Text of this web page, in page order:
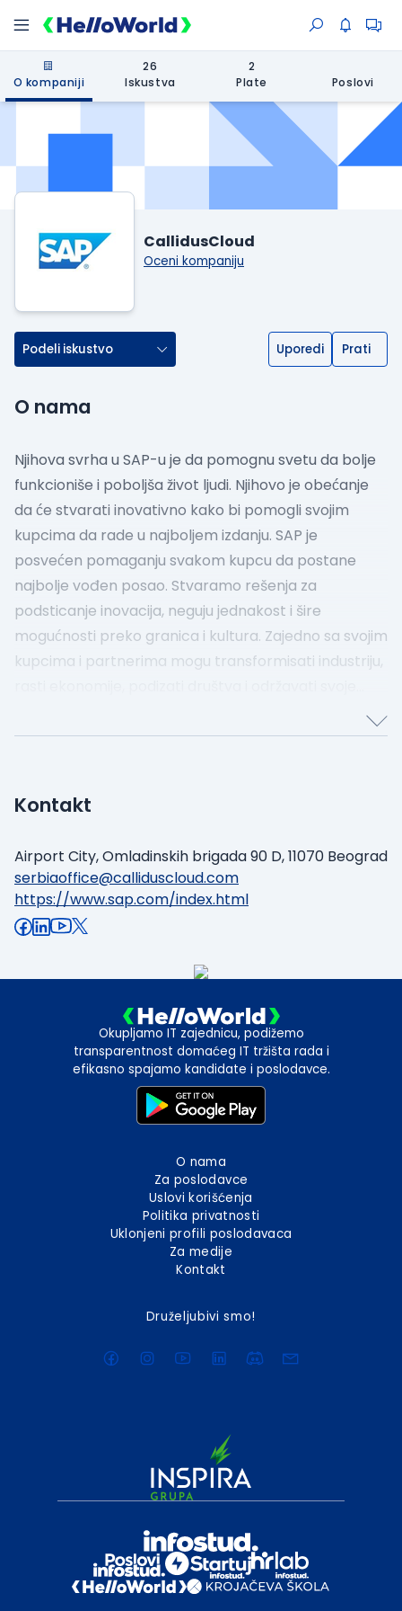
O kompaniji
26
Iskustva
2
Plate
Poslovi
CallidusCloud
Oceni kompaniju
Podeli iskustvo Uporedi Prati
O nama
Njihova svrha u SAP-u je da pomognu svetu da bolje
funkcioniše i poboljša život ljudi. Njihovo je obećanje
da će stvarati inovativno kako bi pomogli svojim
kupcima da rade u najboljem izdanju. SAP je
posvećen pomaganju svakom kupcu da postane
najbolje vođen posao. Stvaramo rešenja za
podsticanje inovacija, neguju jednakost i šire
mogućnosti preko granica i kultura. Zajedno sa svojim
kupcima i partnerima mogu transformisati industriju,
Kontakt
Airport City, Omladinskih brigada 90 D, 11070 Beograd
serbiaoffice@calliduscloud.com
https://www.sap.com/index.html
Okupljamo IT zajednicu, podižemo
transparentnost domaćeg IT tržišta rada i
efikasno spajamo kandidate i poslodavce.
O nama
Za poslodavce
Uslovi korišćenja
Politika privatnosti
Uklonjeni profili poslodavaca
Za medije
Kontakt
Druželjubivi smo!